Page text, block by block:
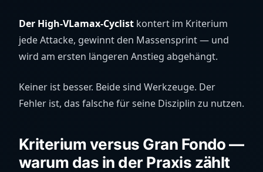
Der High-VLamax-Cyclist kontert im Kriterium
jede Attacke, gewinnt den Massensprint — und
wird am ersten längeren Anstieg abgehängt.
Keiner ist besser. Beide sind Werkzeuge. Der
Fehler ist, das falsche für seine Disziplin zu nutzen.
Kriterium versus Gran Fondo —
warum das in der Praxis zählt